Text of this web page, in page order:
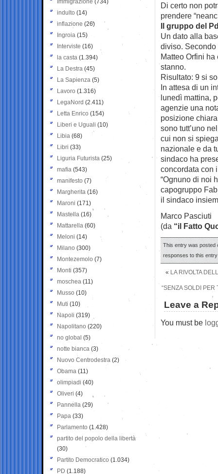
Di certo non
prendere
Il gruppo del
Un dato alla
diviso.
Matteo Orfini
stanno.
Risultato: 9 si
In attesa di un
lunedì mattina,
agenzie una
posizione
sono tutt’uno
cui non si
nazionale e da
sindaco ha
concordata con
“Ognuno di noi
capogruppo
il sindaco
Marco Pasciuti
(da “il Fatto
This entry was posted
responses to this
« LA RIVOLTA
“SENZA SOLDI PER
Leave a
You must be
Immigrazione (734)
indulto (14)
inflazione (26)
Ingroia (15)
Interviste (16)
la casta (1.394)
La Destra (45)
La Sapienza (5)
Lavoro (1.316)
LegaNord (2.411)
Letta Enrico (154)
Liberi e Uguali (10)
Libia (68)
Libri (33)
Liguria Futurista (25)
mafia (543)
manifesto (7)
Margherita (16)
Maroni (171)
Mastella (16)
Mattarella (60)
Meloni (14)
Milano (300)
Montezemolo (7)
Monti (357)
moschea (11)
Musso (10)
Muti (10)
Napoli (319)
Napolitano (220)
no global (5)
notte bianca (3)
Nuovo Centrodestra (2)
Obama (11)
olimpiadi (40)
Oliveri (4)
Pannella (29)
Papa (33)
Parlamento (1.428)
partito del popolo della libertà
(30)
Partito Democratico (1.034)
PD (1.188)